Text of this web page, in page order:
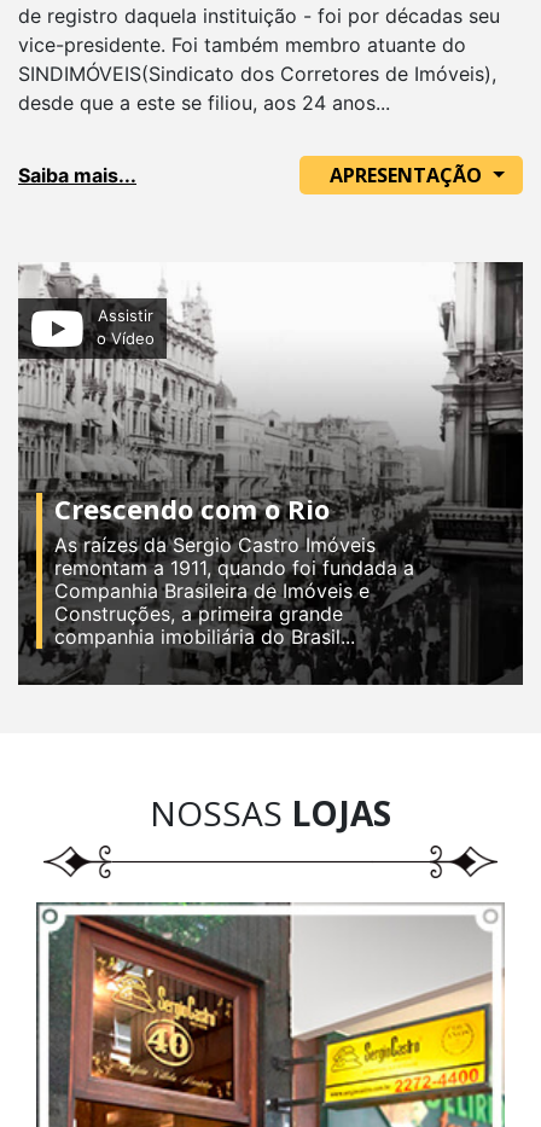
de registro daquela instituição - foi por décadas seu
vice-presidente. Foi também membro atuante do
SINDIMÓVEIS(Sindicato dos Corretores de Imóveis),
desde que a este se filiou, aos 24 anos...
Saiba mais... APRESENTAÇÃO
Assistir
o Vídeo
Crescendo com o Rio
As raízes da Sergio Castro Imóveis
remontam a 1911, quando foi fundada a
Companhia Brasileira de Imóveis e
Construções, a primeira grande
companhia imobiliária do Brasil...
NOSSAS LOJAS